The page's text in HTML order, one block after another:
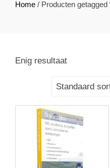
Home / Producten getagged
Enig resultaat